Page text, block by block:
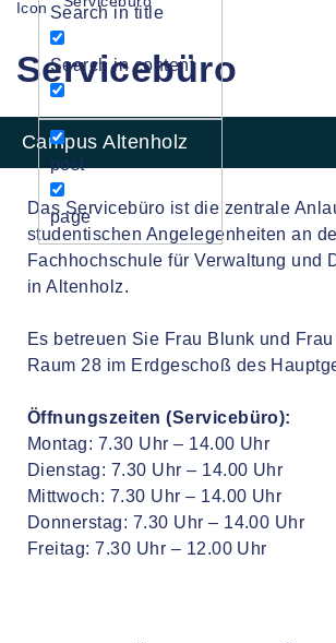
Search in title
Search in content
post
page
Servicebüro
Campus Altenholz
Das Servicebüro ist die zentrale
studentischen Angelegenheiten an
Fachhochschule für Verwaltung und
in Altenholz.
Es betreuen Sie Frau Blunk und
Raum 28 im Erdgeschoß des
Öffnungszeiten (Servicebüro):
Montag: 7.30 Uhr – 14.00 Uhr
Dienstag: 7.30 Uhr – 14.00 Uhr
Mittwoch: 7.30 Uhr – 14.00 Uhr
Donnerstag: 7.30 Uhr – 14.00 Uhr
Freitag: 7.30 Uhr – 12.00 Uhr